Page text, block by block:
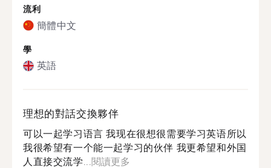
流利
簡體中文
學
英語
理想的對話交換夥伴
可以一起学习语言 我现在很想很需要学习英语所以
我很希望有一个能一起学习的伙伴 我更希望和外国
人直接交流学...閱讀更多